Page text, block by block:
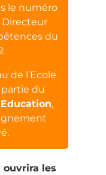
le numéro
Directeur
du
de l’Ecole
partie du
,
ouvrira les